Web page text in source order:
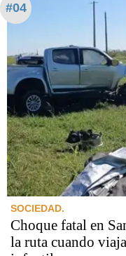
#04
SOCIEDAD.
Choque fatal en
la ruta cuando